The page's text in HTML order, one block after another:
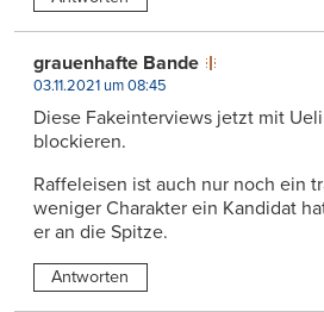
grauenhafte Bande
03.11.2021 um 08:45
Diese Fakeinterviews jetzt mit
blockieren.
Raffeleisen ist auch nur noch ein
weniger Charakter ein Kandidat
er an die Spitze.
Antworten